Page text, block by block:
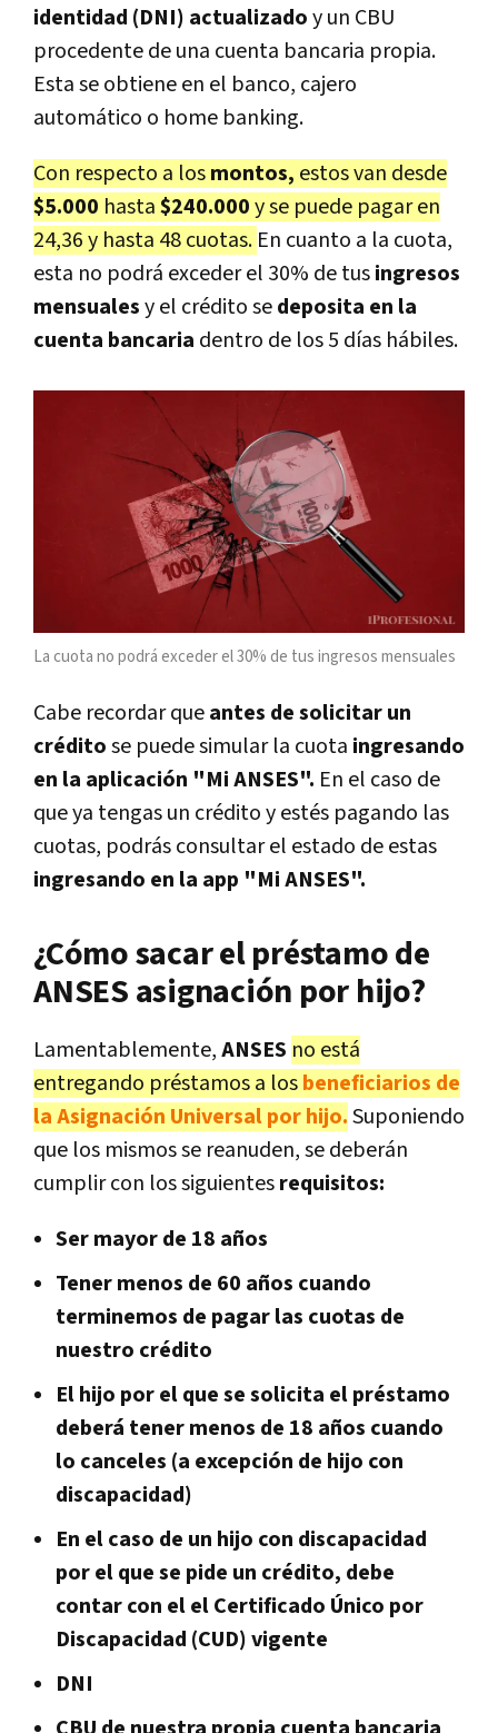
identidad (DNI) actualizadoy un CBU
procedente de una cuenta bancaria propia.
Esta se obtiene en el banco, cajero
automático o home banking.
Con respecto a losmontos, estos van desde
$5.000 hasta$240.000y se puede pagar en
24,36 y hasta 48 cuotas. En cuanto a la cuota,
esta no podrá exceder el 30% de tusingresos
mensualesy el crédito sedeposita en la
cuenta bancaria dentro de los 5 días hábiles.
La cuota no podrá exceder el 30% de tus ingresos mensuales
Cabe recordar queantes de solicitar un
créditose puede simular la cuota ingresando
en la aplicación "Mi ANSES". En el caso de
que ya tengas un crédito y estés pagando las
cuotas, podrás consultar el estado de estas
ingresando en la app "Mi ANSES".
¿Cómo sacar el préstamo de
ANSES asignación por hijo?
Lamentablemente,ANSES no está
entregando préstamos a losbeneficiarios de
la Asignación Universal por hijo.Suponiendo
que los mismos se reanuden, se deberán
cumplir con los siguientesrequisitos:
Ser mayor de 18 años
Tener menos de 60 años cuando
terminemos de pagar las cuotas de
nuestro crédito
El hijo por el que se solicita el préstamo
deberá tener menos de 18 años cuando
lo canceles (a excepción de hijo con
discapacidad)
En el caso de un hijo con discapacidad
por el que se pide un crédito, debe
contar con el el Certificado Único por
Discapacidad (CUD) vigente
DNI